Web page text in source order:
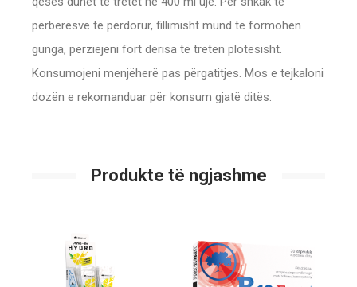
përbërësve të përdorur, fillimisht mund të formohen
gunga, përziejeni fort derisa të treten plotësisht.
Konsumojeni menjëherë pas përgatitjes. Mos e tejkaloni
dozën e rekomanduar për konsum gjatë ditës.
Produkte të ngjashme